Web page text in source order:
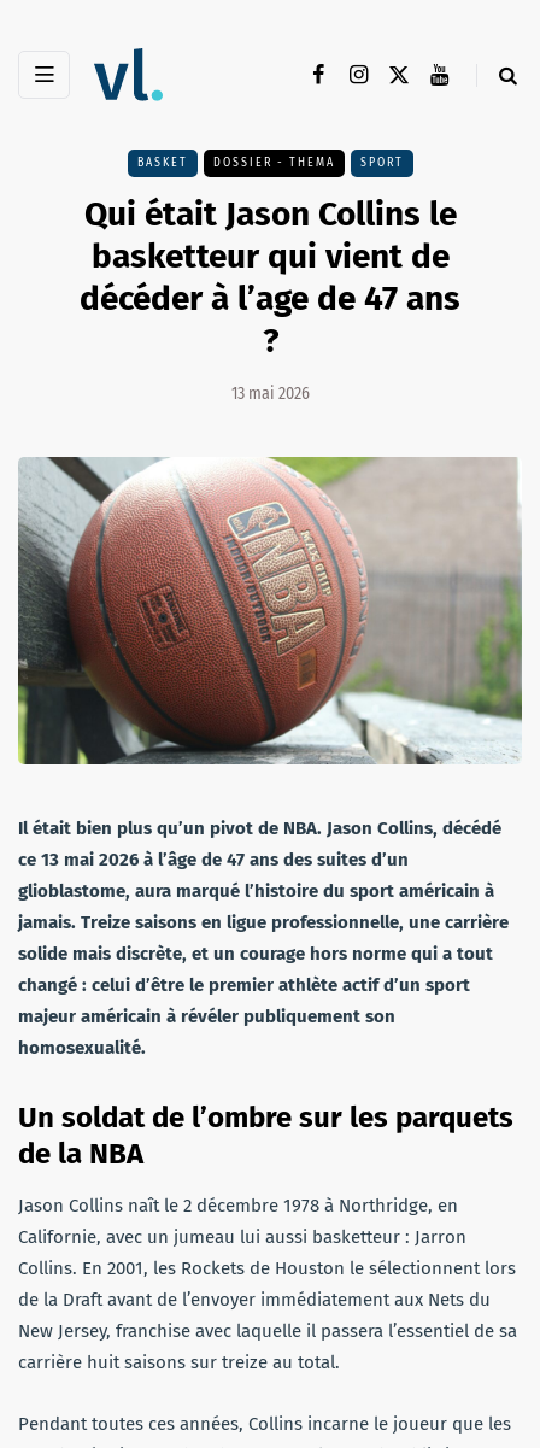
BASKET DOSSIER - THEMA SPORT
Qui était Jason Collins le
basketteur qui vient de
décéder à l’age de 47 ans
?
13 mai 2026
Il était bien plus qu’un pivot de NBA. Jason Collins, décédé
ce 13 mai 2026 à l’âge de 47 ans des suites d’un
glioblastome, aura marqué l’histoire du sport américain à
jamais. Treize saisons en ligue professionnelle, une carrière
solide mais discrète, et un courage hors norme qui a tout
changé : celui d’être le premier athlète actif d’un sport
majeur américain à révéler publiquement son
homosexualité.
Un soldat de l’ombre sur les parquets
de la NBA
Jason Collins naît le 2 décembre 1978 à Northridge, en
Californie, avec un jumeau lui aussi basketteur : Jarron
Collins. En 2001, les Rockets de Houston le sélectionnent lors
de la Draft avant de l’envoyer immédiatement aux Nets du
New Jersey, franchise avec laquelle il passera l’essentiel de sa
carrière huit saisons sur treize au total.
Pendant toutes ces années, Collins incarne le joueur que les